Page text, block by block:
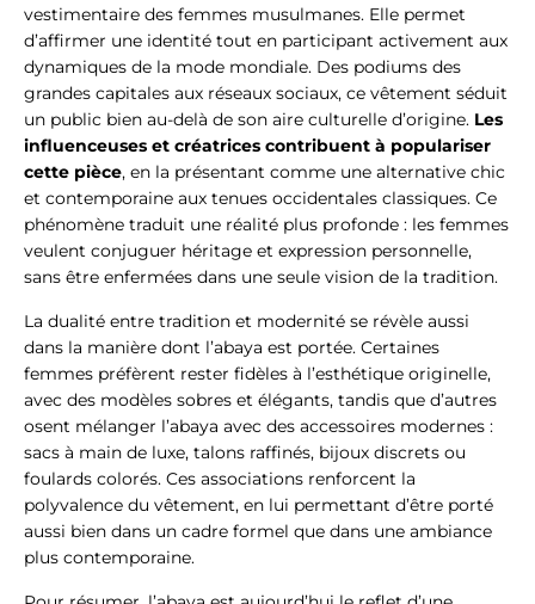
vestimentaire des femmes musulmanes. Elle permet
d’affirmer une identité tout en participant activement aux
dynamiques de la mode mondiale. Des podiums des
grandes capitales aux réseaux sociaux, ce vêtement séduit
un public bien au-delà de son aire culturelle d’origine. Les
influenceuses et créatrices contribuent à populariser
cette pièce, en la présentant comme une alternative chic
et contemporaine aux tenues occidentales classiques. Ce
phénomène traduit une réalité plus profonde : les femmes
veulent conjuguer héritage et expression personnelle,
sans être enfermées dans une seule vision de la tradition.
La dualité entre tradition et modernité se révèle aussi
dans la manière dont l’abaya est portée. Certaines
femmes préfèrent rester fidèles à l’esthétique originelle,
avec des modèles sobres et élégants, tandis que d’autres
osent mélanger l’abaya avec des accessoires modernes :
sacs à main de luxe, talons raffinés, bijoux discrets ou
foulards colorés. Ces associations renforcent la
polyvalence du vêtement, en lui permettant d’être porté
aussi bien dans un cadre formel que dans une ambiance
plus contemporaine.